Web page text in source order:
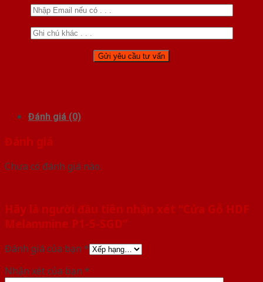
Đánh giá (0)
Đánh giá
Chưa có đánh giá nào.
Hãy là người đầu tiên nhận xét “Cửa Gỗ HDF
Melammine P1-5-SGD”
Đánh giá của bạn *
Nhận xét của bạn *